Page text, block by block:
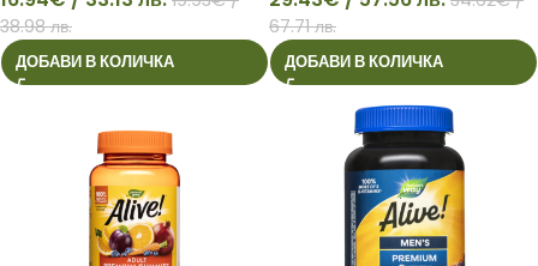
16
38.98 лв.
ДОБАВИ В КОЛИЧКА
29
67.71 лв.
ДОБАВИ В КОЛИЧКА